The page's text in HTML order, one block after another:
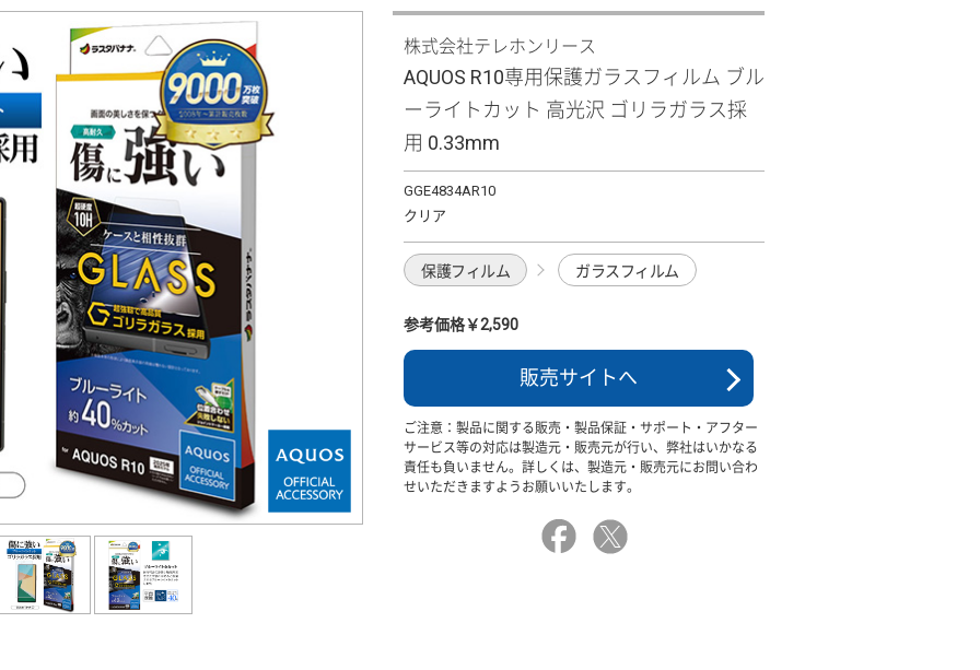
株式会社テレホンリース
AQUOS R10専用保護ガラスフィルム ブル
ーライトカット 高光沢 ゴリラガラス採
用 0.33mm
GGE4834AR10
クリア
保護フィルム ガラスフィルム
参考価格￥2,590
販売サイトへ
ご注意：製品に関する販売・製品保証・サポート・アフター
サービス等の対応は製造元・販売元が行い、弊社はいかなる
責任も負いません。詳しくは、製造元・販売元にお問い合わ
せいただきますようお願いいたします。